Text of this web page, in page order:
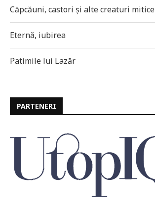
Căpcăuni, castori și alte creaturi mitice
Eternă, iubirea
Patimile lui Lazăr
PARTENERI